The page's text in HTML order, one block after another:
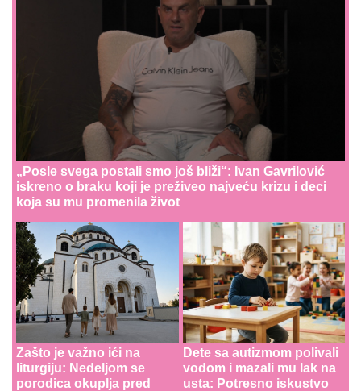
„Posle svega postali smo još bliži“: Ivan Gavrilović
iskreno o braku koji je preživeo najveću krizu i deci
koja su mu promenila život
Zašto je važno ići na
liturgiju: Nedeljom se
porodica okuplja pred
Dete sa autizmom polivali
vodom i mazali mu lak na
usta: Potresno iskustvo